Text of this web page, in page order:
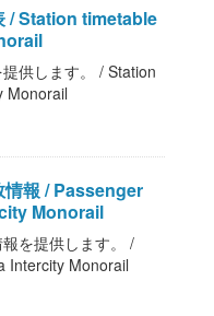
/ Station timetable
供します。 / Station
Monorail
情報 / Passenger
Monorail
を提供します。 /
Intercity Monorail